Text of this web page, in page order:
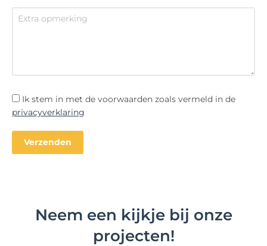
Ik stem in met de voorwaarden zoals vermeld in de
privacyverklaring
Neem een kijkje bij onze
projecten!